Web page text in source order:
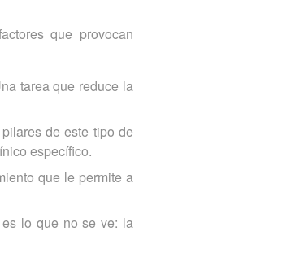
que provocan
tarea que reduce la
de este tipo de
específico.
que le permite a
lo que no se ve: la